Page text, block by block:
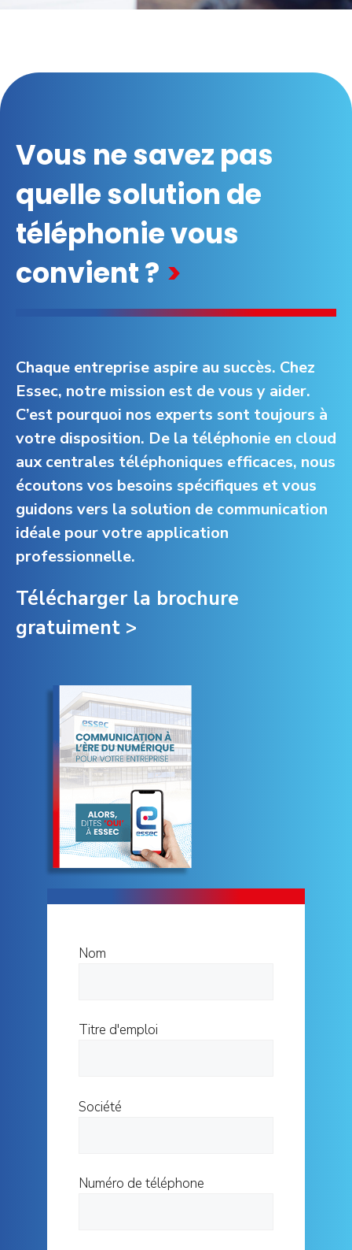
Vous ne savez pas
quelle solution de
téléphonie vous
convient ? >
Chaque entreprise aspire au succès. Chez
Essec, notre mission est de vous y aider.
C’est pourquoi nos experts sont toujours à
votre disposition. De la téléphonie en cloud
aux centrales téléphoniques efficaces, nous
écoutons vos besoins spécifiques et vous
guidons vers la solution de communication
idéale pour votre application
professionnelle.
Télécharger la brochure
gratuiment >
Nom
Titre d'emploi
Société
Numéro de téléphone